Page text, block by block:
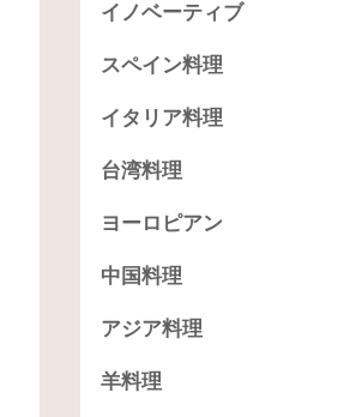
イノベーティブ
スペイン料理
イタリア料理
台湾料理
ヨーロピアン
中国料理
アジア料理
羊料理